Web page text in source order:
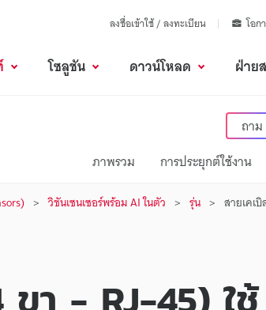
ลงชื่อเข้าใช้ / ลงทะเบียน โอก
โซลูชัน ดาวน์โหลด ฝ่าย
ถาม
ภาพรวม
การประยุกต์ใช้งาน
วิชันเซนเซอร์พร้อม AI ในตัว รุ่น สายเคเ